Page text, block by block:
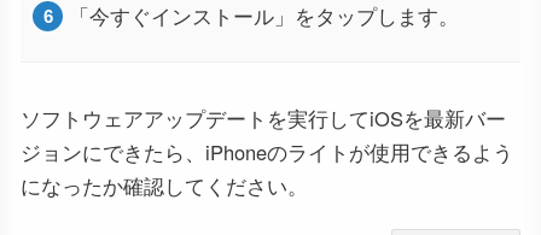
「今すぐインストール」をタップします。
ソフトウェアアップデートを実行してiOSを最新バー
ジョンにできたら、iPhoneのライトが使用できるよう
になったか確認してください。